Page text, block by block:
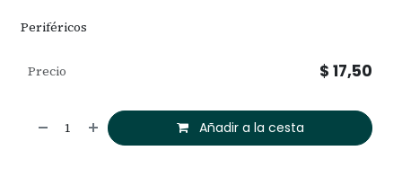
Periféricos
Añadir a la cesta
Precio $ 17,50